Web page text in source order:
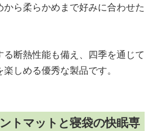
ら柔らかめまで好みに合わせた
断熱性能も備え、四季を通じて
しめる優秀な製品です。
トマットと寝袋の快眠専